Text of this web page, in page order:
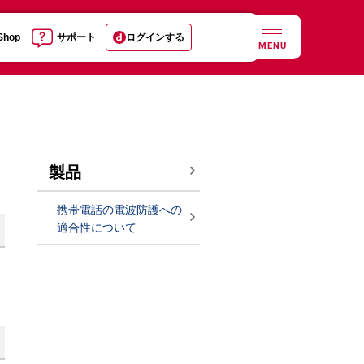
サポート ログインする
MENU
製品
携帯電話の電波防護への
適合性について